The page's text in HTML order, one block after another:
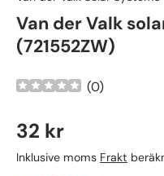
Van der Valk
(721552ZW)
(0)
32 kr
Inklusive moms Frakt